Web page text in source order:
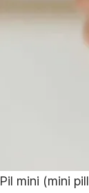
Pil mini (mini pill